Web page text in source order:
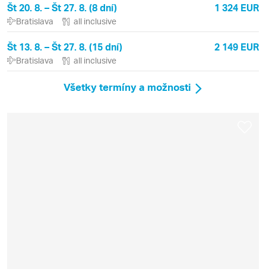
Št 20. 8. – Št 27. 8. (8 dní) 1 324 EUR
Bratislava all inclusive
Št 13. 8. – Št 27. 8. (15 dní) 2 149 EUR
Bratislava all inclusive
Všetky termíny a možnosti